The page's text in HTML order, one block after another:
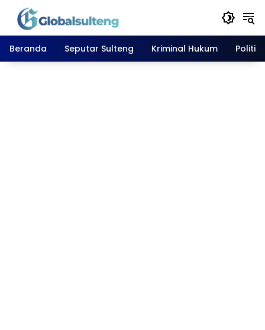
Langsung
konten
Beranda
Seputar Sulteng Kriminal Hukum Politik